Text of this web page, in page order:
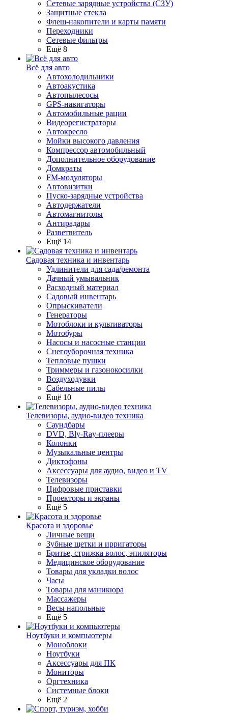
Сетевые зарядные устройства (СЗУ)
Защитные стекла
Флеш-накопители и карты памяти
Переходники
Сетевые фильтры
Ещё 8
Всё для авто
Автохолодильники
Автоакустика
Автопылесосы
GPS-навигаторы
Автомобильные рации
Видеорегистраторы
Автокресло
Мойки высокого давления
Компрессор автомобильный
Дополнительное оборудование
Домкраты
FM-модуляторы
Автовизитки
Пуско-зарядные устройства
Автодержатели
Автомагнитолы
Антирадары
Разветвитель
Ещё 14
Садовая техника и инвентарь
Удлинители для сада/ремонта
Дачный умывальник
Расходный материал
Садовый инвентарь
Опрыскиватели
Генераторы
Мотоблоки и культиваторы
Мотобуры
Насосы и насосные станции
Снегоуборочная техника
Тепловые пушки
Триммеры и газонокосилки
Воздуходувки
Сабельные пилы
Ещё 10
Телевизоры, аудио-видео техника
Саундбары
DVD, Bly-Ray-плееры
Колонки
Музыкальные центры
Диктофоны
Аксессуары для аудио, видео и TV
Телевизоры
Цифровые приставки
Проекторы и экраны
Ещё 5
Красота и здоровье
Личные вещи
Зубные щетки и ирригаторы
Бритье, стрижка волос, эпиляторы
Медицинское оборудование
Товары для укладки волос
Часы
Товары для маникюра
Массажеры
Весы напольные
Ещё 5
Ноутбуки и компьютеры
Моноблоки
Ноутбуки
Аксессуары для ПК
Мониторы
Оргтехника
Системные блоки
Ещё 2